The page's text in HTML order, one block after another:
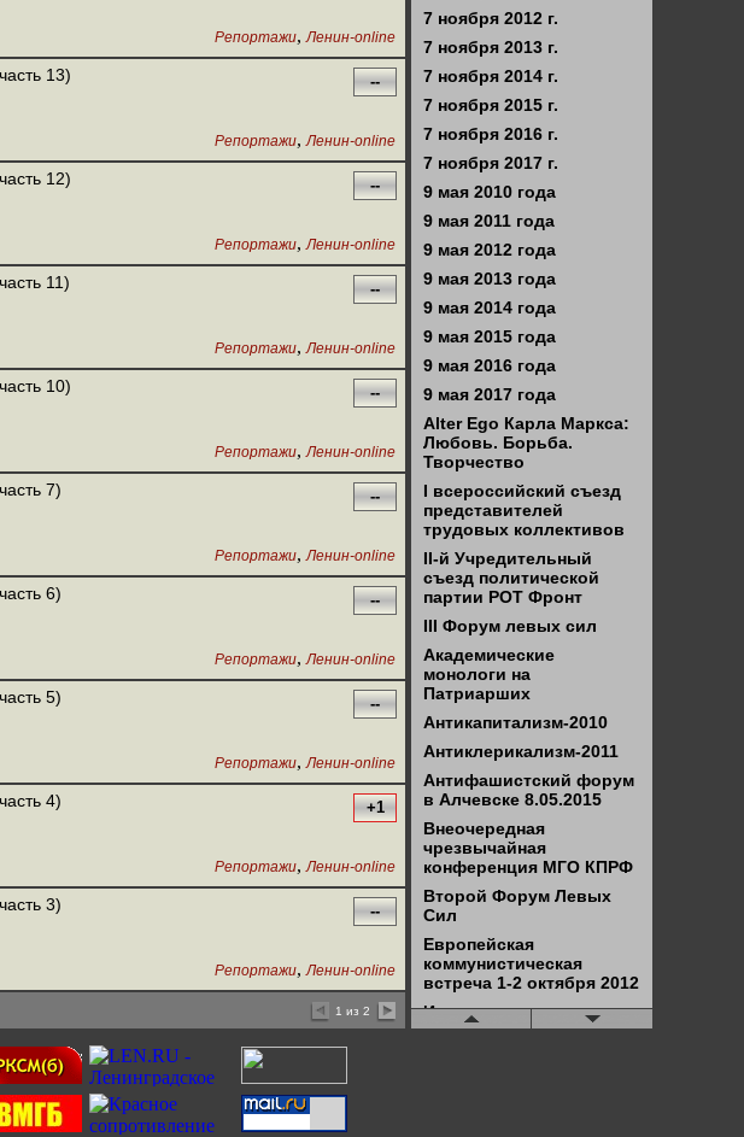
Репортажи, Ленин-online
13) --
Репортажи, Ленин-online
12) --
Репортажи, Ленин-online
11) --
Репортажи, Ленин-online
10) --
Репортажи, Ленин-online
7) --
Репортажи, Ленин-online
6) --
Репортажи, Ленин-online
5) --
Репортажи, Ленин-online
4) +1
Репортажи, Ленин-online
3) --
Репортажи, Ленин-online
1 из 2
7 ноября 2012 г.
7 ноября 2013 г.
7 ноября 2014 г.
7 ноября 2015 г.
7 ноября 2016 г.
7 ноября 2017 г.
9 мая 2010 года
9 мая 2011 года
9 мая 2012 года
9 мая 2013 года
9 мая 2014 года
9 мая 2015 года
9 мая 2016 года
9 мая 2017 года
Alter Ego Карла Маркса:
Любовь. Борьба.
Творчество
I всероссийский съезд
представителей
трудовых коллективов
II-й Учредительный
съезд политической
партии РОТ Фронт
III Форум левых сил
Академические
монологи на
Патриарших
Антикапитализм-2010
Антиклерикализм-2011
Антифашистский форум
в Алчевске 8.05.2015
Внеочередная
чрезвычайная
конференция МГО КПРФ
Второй Форум Левых
Сил
Европейская
коммунистическая
встреча 1-2 октября 2012
Итоги госстроительства
в ДНР и ЛНР